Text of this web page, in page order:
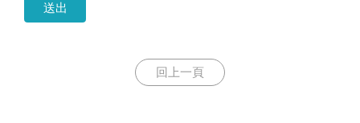
送出
回上一頁